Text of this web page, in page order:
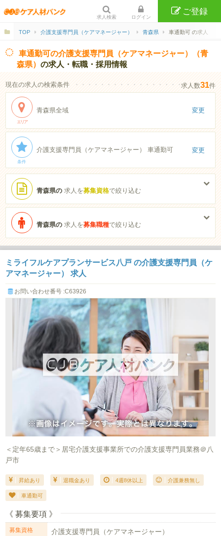
求人検索 ログイン
ご登録
TOP 介護支援専門員（ケアマネージャー） 青森県 車通勤可 の求人
車通勤可の介護支援専門員（ケアマネージャー）（青
森県）の求人・転職・採用情報
現在の求人の検索条件 ・・・・・・・・・・・・・・・・・・・・・・
求人数31件
エリア
青森県全域 変更
条件
介護支援専門員（ケアマネージャー） 車通勤可 変更
青森県の求人を募集資格で絞り込む
青森県の求人を募集職種で絞り込む
ミライフルケアプランサービス八戸 の介護支援専門員（ケ
アマネージャー） 求人
お問い合わせ番号 :C63926
＜定年65歳まで＞居宅介護支援事業所での介護支援専門員業務＠八
戸市
昇給あり 退職金あり 4週8休以上 介護兼務無し
車通勤可
《 募集要項 》
募集資格 介護支援専門員（ケアマネージャー）